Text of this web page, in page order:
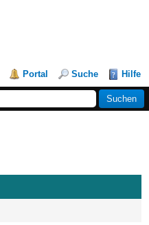
Portal Suche Hilfe